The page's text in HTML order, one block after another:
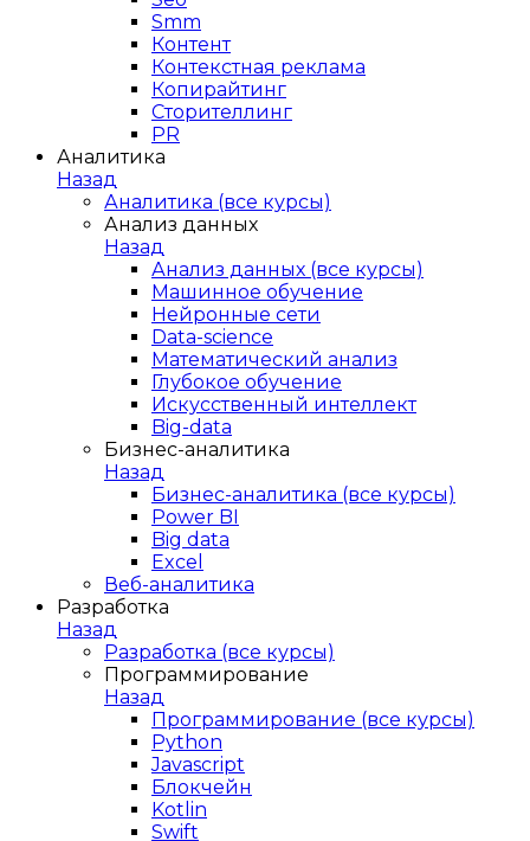
Smm
Контент
Контекстная реклама
Копирайтинг
Сторителлинг
PR
Аналитика
Назад
Аналитика (все курсы)
Анализ данных
Назад
Анализ данных (все курсы)
Машинное обучение
Нейронные сети
Data-science
Математический анализ
Глубокое обучение
Искусственный интеллект
Big-data
Бизнес-аналитика
Назад
Бизнес-аналитика (все курсы)
Power BI
Big data
Excel
Веб-аналитика
Разработка
Назад
Разработка (все курсы)
Программирование
Назад
Программирование (все курсы)
Python
Javascript
Блокчейн
Kotlin
Swift